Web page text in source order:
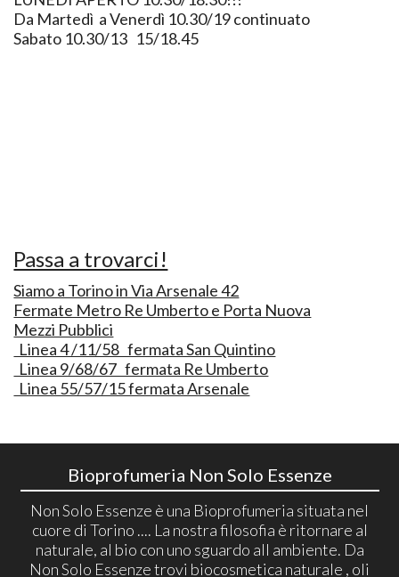
Da Martedì a Venerdì 10.30/19 continuato
Sabato 10.30/13 15/18.45
Passa a trovarci!
Siamo a Torino in Via Arsenale 42
Fermate Metro Re Umberto e Porta Nuova
Mezzi Pubblici
Linea 4 /11/58 fermata San Quintino
Linea 9/68/67 fermata Re Umberto
Linea 55/57/15 fermata Arsenale
Bioprofumeria Non Solo Essenze
Non Solo Essenze è una Bioprofumeria situata nel
cuore di Torino .... La nostra filosofia è ritornare al
naturale, al bio con uno sguardo all ambiente. Da
Non Solo Essenze trovi biocosmetica naturale , oli